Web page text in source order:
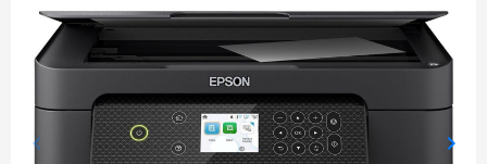
Forrige
keyboard_arrow_left keyboard_arrow_right